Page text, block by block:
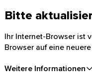
Bitte
Ihr Internet-Browser ist
Browser auf eine
Weitere Informationen